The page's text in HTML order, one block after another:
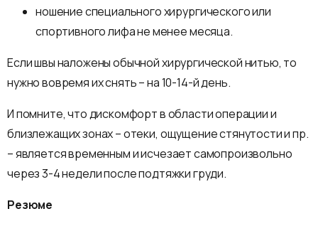
ношение специального хирургического или
спортивного лифа не менее месяца.
Если швы наложены обычной хирургической нитью, то
нужно вовремя их снять – на 10-14-й день.
И помните, что дискомфорт в области операции и
близлежащих зонах – отеки, ощущение стянутости и пр.
– является временным и исчезает самопроизвольно
через 3-4 недели после подтяжки груди.
Резюме